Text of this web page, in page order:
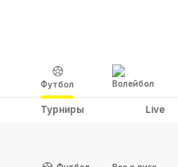
Футбол Волейбол
Турниры Live